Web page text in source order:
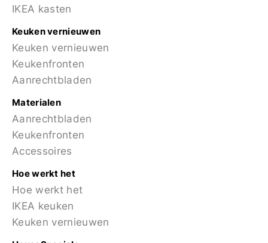
IKEA kasten
Keuken vernieuwen
Keuken vernieuwen
Keukenfronten
Aanrechtbladen
Materialen
Aanrechtbladen
Keukenfronten
Accessoires
Hoe werkt het
Hoe werkt het
IKEA keuken
Keuken vernieuwen